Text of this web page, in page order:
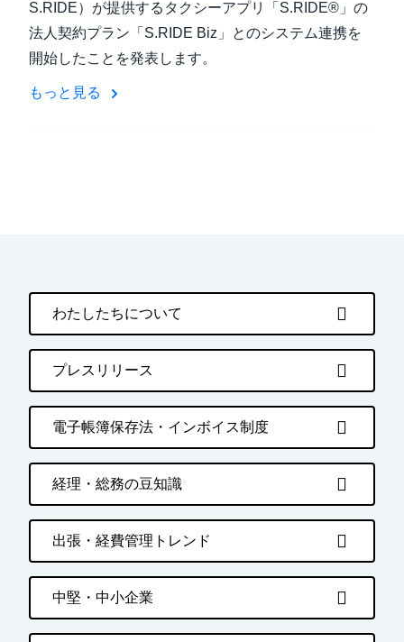
S.RIDE）が提供するタクシーアプリ「S.RIDE®」の
法人契約プラン「S.RIDE Biz」とのシステム連携を
開始したことを発表します。
もっと見る
わたしたちについて
プレスリリース
電子帳簿保存法・インボイス制度
経理・総務の豆知識
出張・経費管理トレンド
中堅・中小企業